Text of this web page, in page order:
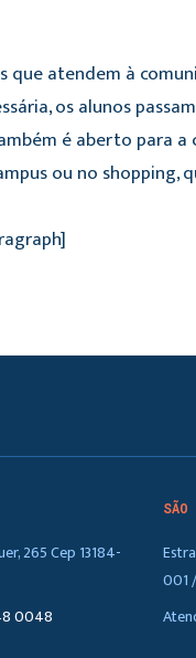
atendem à
os alunos
é aberto para
ou no shopping,
265 Cep 13184-
0048
SÃO
001